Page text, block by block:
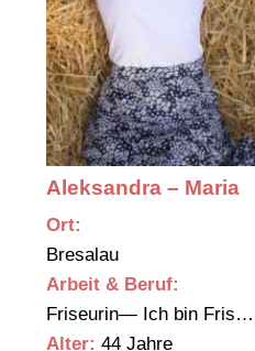
Aleksandra – Maria
Ort:
Bresalau
Arbeit & Beruf:
Friseurin— Ich bin Fris…
Alter: 44 Jahre